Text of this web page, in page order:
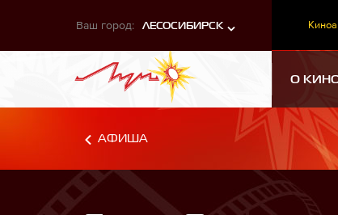
Ваш город: ЛЕСОСИБИРСК
О
АФИША